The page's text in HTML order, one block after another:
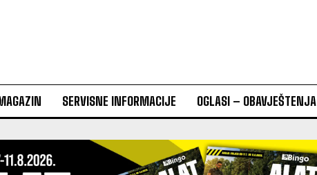
SERVISNE INFORMACIJE OGLASI – OBAVJEŠTENJA